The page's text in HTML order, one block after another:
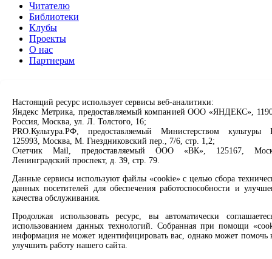
Читателю
Библиотеки
Клубы
Проекты
О нас
Партнерам
Продлить книгу
Спроси библиотекаря
Спроси краеведа
Оцените качество услуг
Направить обращение директору
Соцсети
Вконтакте
Max
Rutube
Настоящий ресурс использует сервисы веб-аналитики:
Яндекс Метрика, предоставляемый компанией ООО «ЯНДЕКС»,
Россия, Москва, ул. Л. Толстого, 16;
PRO.Культура.РФ, предоставляемый Министерством культуры
125993, Москва, М. Гнездниковский пер., 7/6, стр. 1,2;
Счетчик Mail, предоставляемый ООО «ВК», 125167,
Ленинградский проспект, д. 39, стр. 79.
Данные сервисы используют файлы «cookie» с целью сбора
данных посетителей для обеспечения работоспособности и
качества обслуживания.
Продолжая использовать ресурс, вы автоматически
использованием данных технологий. Собранная при помощи
информация не может идентифицировать вас, однако может помочь
улучшить работу нашего сайта.